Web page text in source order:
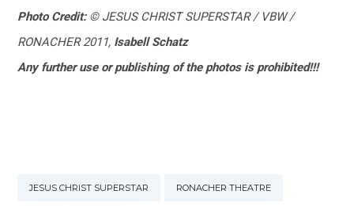
Photo Credit:© JESUS CHRIST SUPERSTAR / VBW /
RONACHER 2011, Isabell Schatz
Any further use or publishing of the photos is prohibited!!!
JESUS CHRIST SUPERSTAR RONACHER THEATRE